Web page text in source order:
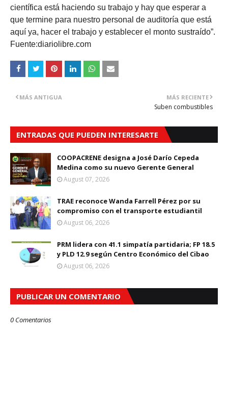
científica está haciendo su trabajo y hay que esperar a
que termine para nuestro personal de auditoría que está
aquí ya, hacer el trabajo y establecer el monto sustraído”.
Fuente:diariolibre.com
MÁS RECIENTE
Suben combustibles
MÁS ANTIGUA
ENTRADAS QUE PUEDEN INTERESARTE
COOPACRENE designa a José Darío Cepeda
Medina como su nuevo Gerente General
August 07, 2026
TRAE reconoce Wanda Farrell Pérez por su
compromiso con el transporte estudiantil
August 06, 2026
PRM lidera con 41.1 simpatía partidaria; FP 18.5
y PLD 12.9 según Centro Económico del Cibao
August 06, 2026
PUBLICAR UN COMENTARIO
0 Comentarios